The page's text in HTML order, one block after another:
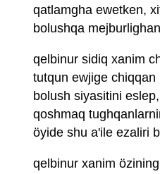
qatlamgha ewetken,
bolushqa
qelbinur sidiq xanim
tutqun ewjige
bolush siyasitini
qoshmaq
öyide shu a'ile ezaliri
qelbinur xanim